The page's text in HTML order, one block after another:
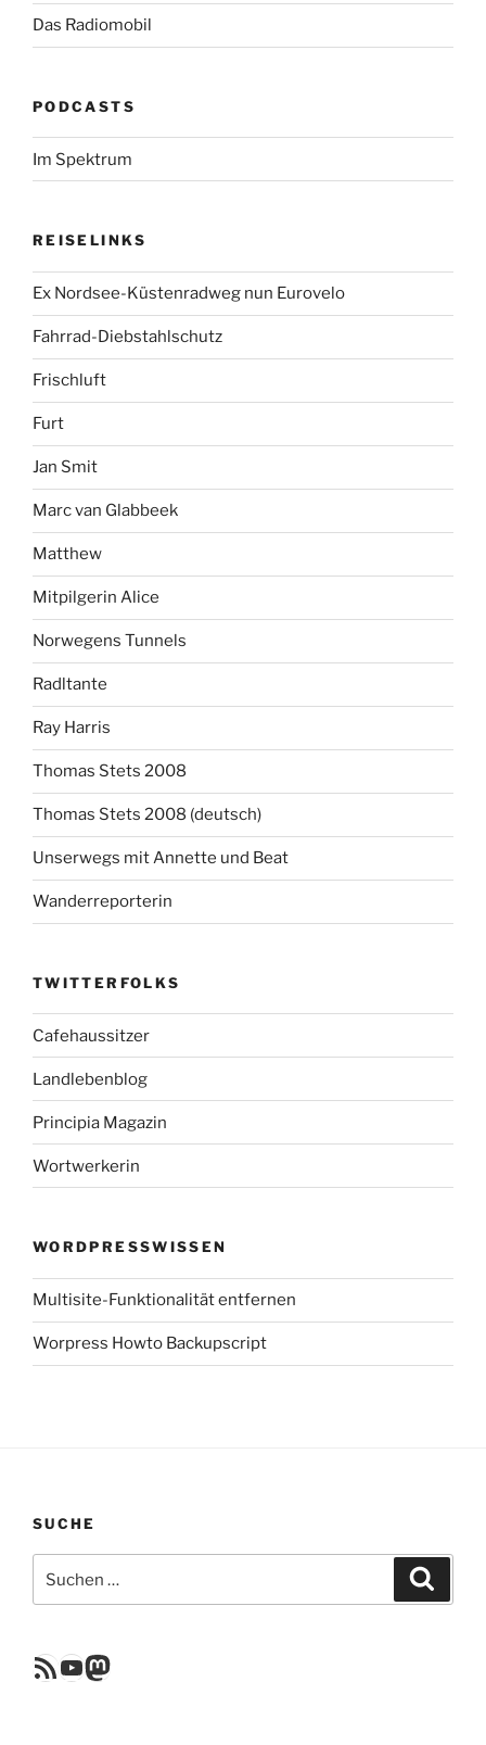
Das Radiomobil
PODCASTS
Im Spektrum
REISELINKS
Ex Nordsee-Küstenradweg nun Eurovelo
Fahrrad-Diebstahlschutz
Frischluft
Furt
Jan Smit
Marc van Glabbeek
Matthew
Mitpilgerin Alice
Norwegens Tunnels
Radltante
Ray Harris
Thomas Stets 2008
Thomas Stets 2008 (deutsch)
Unserwegs mit Annette und Beat
Wanderreporterin
TWITTERFOLKS
Cafehaussitzer
Landlebenblog
Principia Magazin
Wortwerkerin
WORDPRESSWISSEN
Multisite-Funktionalität entfernen
Worpress Howto Backupscript
SUCHE
nach:
RSS FeedYouTube
Mastodon